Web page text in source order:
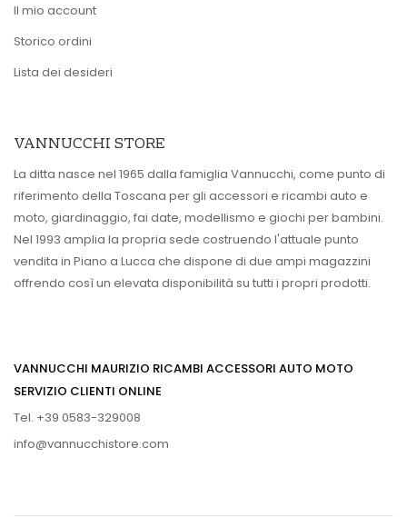
Il mio account
Storico ordini
Lista dei desideri
VANNUCCHI STORE
La ditta nasce nel 1965 dalla famiglia Vannucchi, come punto di
riferimento della Toscana per gli accessori e ricambi auto e
moto, giardinaggio, fai date, modellismo e giochi per bambini.
Nel 1993 amplia la propria sede costruendo l'attuale punto
vendita in Piano a Lucca che dispone di due ampi magazzini
offrendo così un elevata disponibilità su tutti i propri prodotti.
VANNUCCHI MAURIZIO RICAMBI ACCESSORI AUTO MOTO
SERVIZIO CLIENTI ONLINE
Tel. +39 0583-329008
info@vannucchistore.com